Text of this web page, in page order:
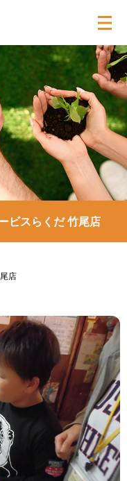
メ
ビスらくだ 竹尾店
店